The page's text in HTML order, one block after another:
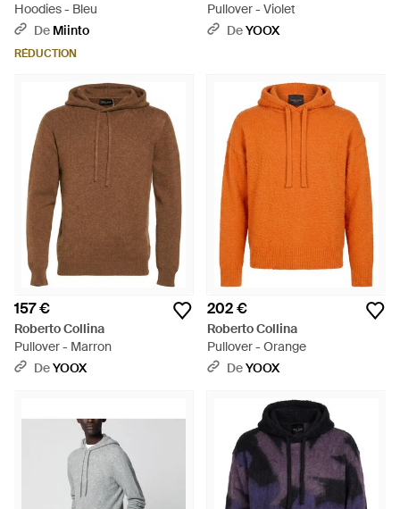
Hoodies - Bleu
De Miinto
RÉDUCTION
Pullover - Violet
DeYOOX
157 €
Roberto Collina
Pullover - Marron
DeYOOX
202 €
Roberto Collina
Pullover - Orange
DeYOOX